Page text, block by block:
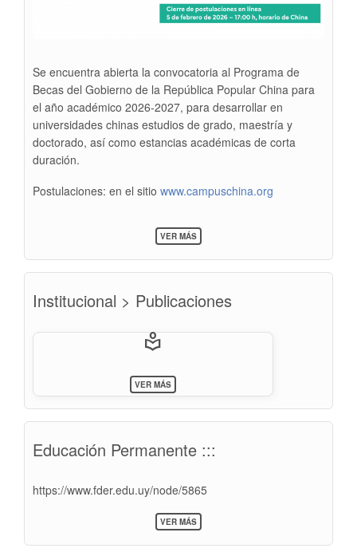
Se encuentra abierta la convocatoria al Programa de
Becas del Gobierno de la República Popular China para
el año académico 2026-2027, para desarrollar en
universidades chinas estudios de grado, maestría y
doctorado, así como estancias académicas de corta
duración.
Postulaciones: en el sitio www.campuschina.org
VER MÁSSOBRE
PROGRAMA
GOBIERNO
DE
REPÚBLICA
Institucional > Publicaciones
local_library
VER MÁSSOBRE
INSTITUCIONAL
Educación Permanente :::
https://www.fder.edu.uy/node/5865
VER MÁSSOBRE
EDUCACIÓN